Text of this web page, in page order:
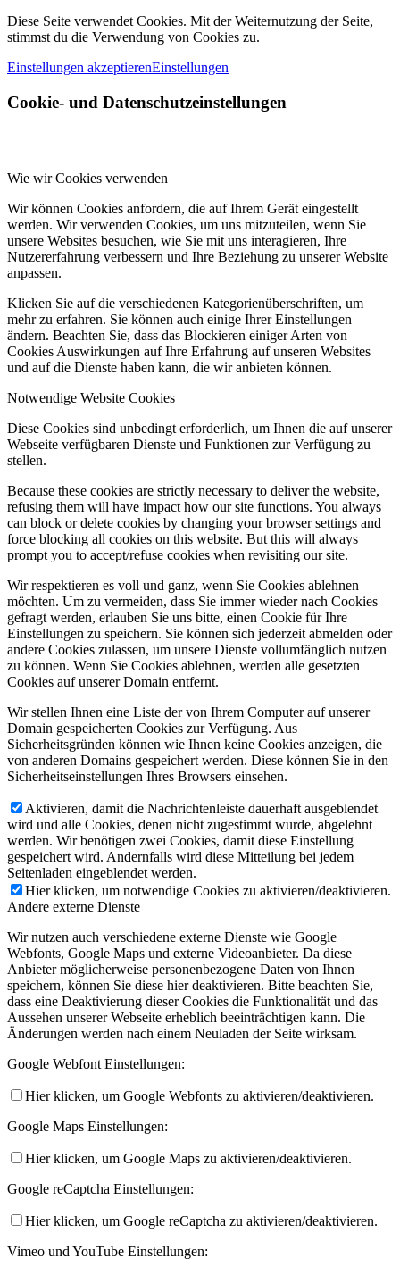
Diese Seite verwendet Cookies. Mit der Weiternutzung der Seite,
stimmst du die Verwendung von Cookies zu.
Einstellungen akzeptierenEinstellungen
Cookie- und Datenschutzeinstellungen
Wie wir Cookies verwenden
Wir können Cookies anfordern, die auf Ihrem Gerät eingestellt
werden. Wir verwenden Cookies, um uns mitzuteilen, wenn Sie
unsere Websites besuchen, wie Sie mit uns interagieren, Ihre
Nutzererfahrung verbessern und Ihre Beziehung zu unserer Website
anpassen.
Klicken Sie auf die verschiedenen Kategorienüberschriften, um
mehr zu erfahren. Sie können auch einige Ihrer Einstellungen
ändern. Beachten Sie, dass das Blockieren einiger Arten von
Cookies Auswirkungen auf Ihre Erfahrung auf unseren Websites
und auf die Dienste haben kann, die wir anbieten können.
Notwendige Website Cookies
Diese Cookies sind unbedingt erforderlich, um Ihnen die auf unserer
Webseite verfügbaren Dienste und Funktionen zur Verfügung zu
stellen.
Because these cookies are strictly necessary to deliver the website,
refusing them will have impact how our site functions. You always
can block or delete cookies by changing your browser settings and
force blocking all cookies on this website. But this will always
prompt you to accept/refuse cookies when revisiting our site.
Wir respektieren es voll und ganz, wenn Sie Cookies ablehnen
möchten. Um zu vermeiden, dass Sie immer wieder nach Cookies
gefragt werden, erlauben Sie uns bitte, einen Cookie für Ihre
Einstellungen zu speichern. Sie können sich jederzeit abmelden oder
andere Cookies zulassen, um unsere Dienste vollumfänglich nutzen
zu können. Wenn Sie Cookies ablehnen, werden alle gesetzten
Cookies auf unserer Domain entfernt.
Wir stellen Ihnen eine Liste der von Ihrem Computer auf unserer
Domain gespeicherten Cookies zur Verfügung. Aus
Sicherheitsgründen können wie Ihnen keine Cookies anzeigen, die
von anderen Domains gespeichert werden. Diese können Sie in den
Sicherheitseinstellungen Ihres Browsers einsehen.
Aktivieren, damit die Nachrichtenleiste dauerhaft ausgeblendet
wird und alle Cookies, denen nicht zugestimmt wurde, abgelehnt
werden. Wir benötigen zwei Cookies, damit diese Einstellung
gespeichert wird. Andernfalls wird diese Mitteilung bei jedem
Seitenladen eingeblendet werden.
Hier klicken, um notwendige Cookies zu aktivieren/deaktivieren.
Andere externe Dienste
Wir nutzen auch verschiedene externe Dienste wie Google
Webfonts, Google Maps und externe Videoanbieter. Da diese
Anbieter möglicherweise personenbezogene Daten von Ihnen
speichern, können Sie diese hier deaktivieren. Bitte beachten Sie,
dass eine Deaktivierung dieser Cookies die Funktionalität und das
Aussehen unserer Webseite erheblich beeinträchtigen kann. Die
Änderungen werden nach einem Neuladen der Seite wirksam.
Google Webfont Einstellungen:
Hier klicken, um Google Webfonts zu aktivieren/deaktivieren.
Google Maps Einstellungen:
Hier klicken, um Google Maps zu aktivieren/deaktivieren.
Google reCaptcha Einstellungen:
Hier klicken, um Google reCaptcha zu aktivieren/deaktivieren.
Vimeo und YouTube Einstellungen: